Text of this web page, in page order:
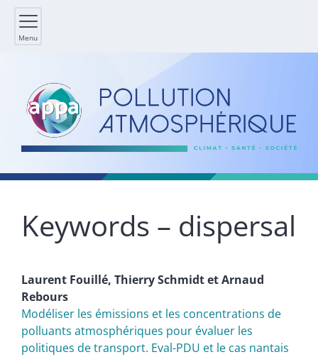
Menu
Keywords – dispersal
Laurent Fouillé, ThierrySchmidtetArnaud
Rebours
Modéliser les émissions et les concentrations de
polluants atmosphériques pour évaluer les
politiques de transport. Eval-PDU et le cas nantais